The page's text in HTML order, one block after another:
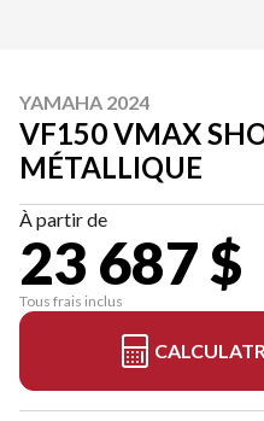
YAMAHA 2024
VF150 VMAX
MÉTALLIQUE
À partir de
23 687 $
Tous frais inclus